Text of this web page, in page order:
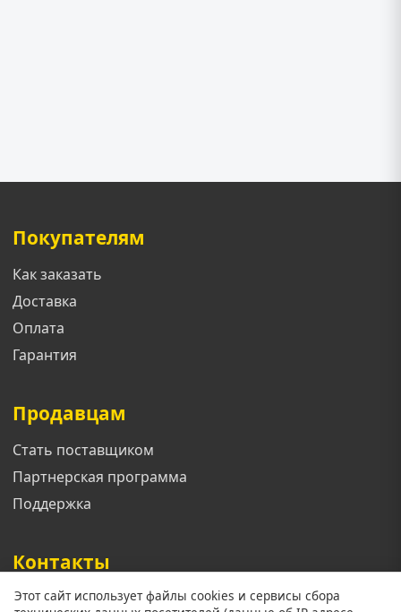
Покупателям
Как заказать
Доставка
Оплата
Гарантия
Продавцам
Стать поставщиком
Партнерская программа
Поддержка
Контакты
Телефон: +7 913 833 1461
Этот сайт использует файлы cookies и сервисы сбора